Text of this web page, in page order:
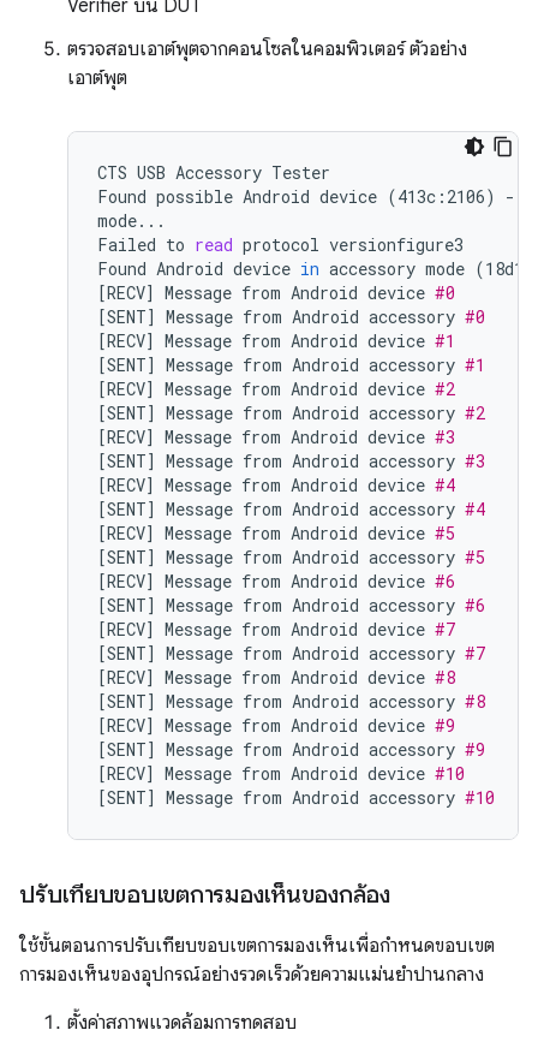
Verifier บน DUT
ตรวจสอบเอาต์พุตจากคอนโซลในคอมพิวเตอร์ ตัวอย่าง
เอาต์พุต
CTS USB Accessory Tester
Found possible Android device (413c:2106) -
mode...
Failed to read protocol versionfigure3
Found Android device in accessory mode (
[RECV] Message from Android device #0
[SENT] Message from Android accessory #0
[RECV] Message from Android device #1
[SENT] Message from Android accessory #1
[RECV] Message from Android device #2
[SENT] Message from Android accessory #2
[RECV] Message from Android device #3
[SENT] Message from Android accessory #3
[RECV] Message from Android device #4
[SENT] Message from Android accessory #4
[RECV] Message from Android device #5
[SENT] Message from Android accessory #5
[RECV] Message from Android device #6
[SENT] Message from Android accessory #6
[RECV] Message from Android device #7
[SENT] Message from Android accessory #7
[RECV] Message from Android device #8
[SENT] Message from Android accessory #8
[RECV] Message from Android device #9
[SENT] Message from Android accessory #9
[RECV] Message from Android device #10
[SENT] Message from Android accessory #10
ปรับเทียบขอบเขตการมองเห็นของกล้อง
ใช้ขั้นตอนการปรับเทียบขอบเขตการมองเห็นเพื่อกำหนดขอบเขต
การมองเห็นของอุปกรณ์อย่างรวดเร็วด้วยความแม่นยำปานกลาง
ตั้งค่าสภาพแวดล้อมการทดสอบ